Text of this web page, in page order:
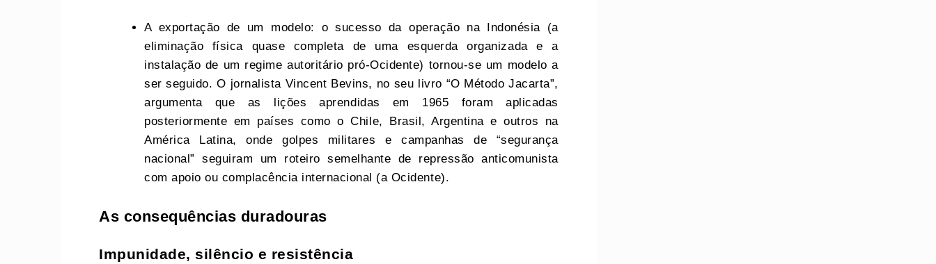
A exportação de um modelo: o sucesso da operação na Indonésia (a
eliminação física quase completa de uma esquerda organizada e a
instalação de um regime autoritário pró-Ocidente) tornou-se um modelo a
ser seguido. O jornalista Vincent Bevins, no seu livro “O Método Jacarta”,
argumenta que as lições aprendidas em 1965 foram aplicadas
posteriormente em países como o Chile, Brasil, Argentina e outros na
América Latina, onde golpes militares e campanhas de “segurança
nacional” seguiram um roteiro semelhante de repressão anticomunista
com apoio ou complacência internacional (a Ocidente).
As consequências duradouras
Impunidade, silêncio e resistência